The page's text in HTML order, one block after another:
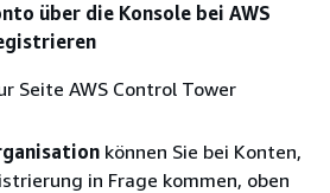
über die Konsole bei AWS
Seite AWS Control Tower
können Sie bei Konten,
in Frage kommen, oben